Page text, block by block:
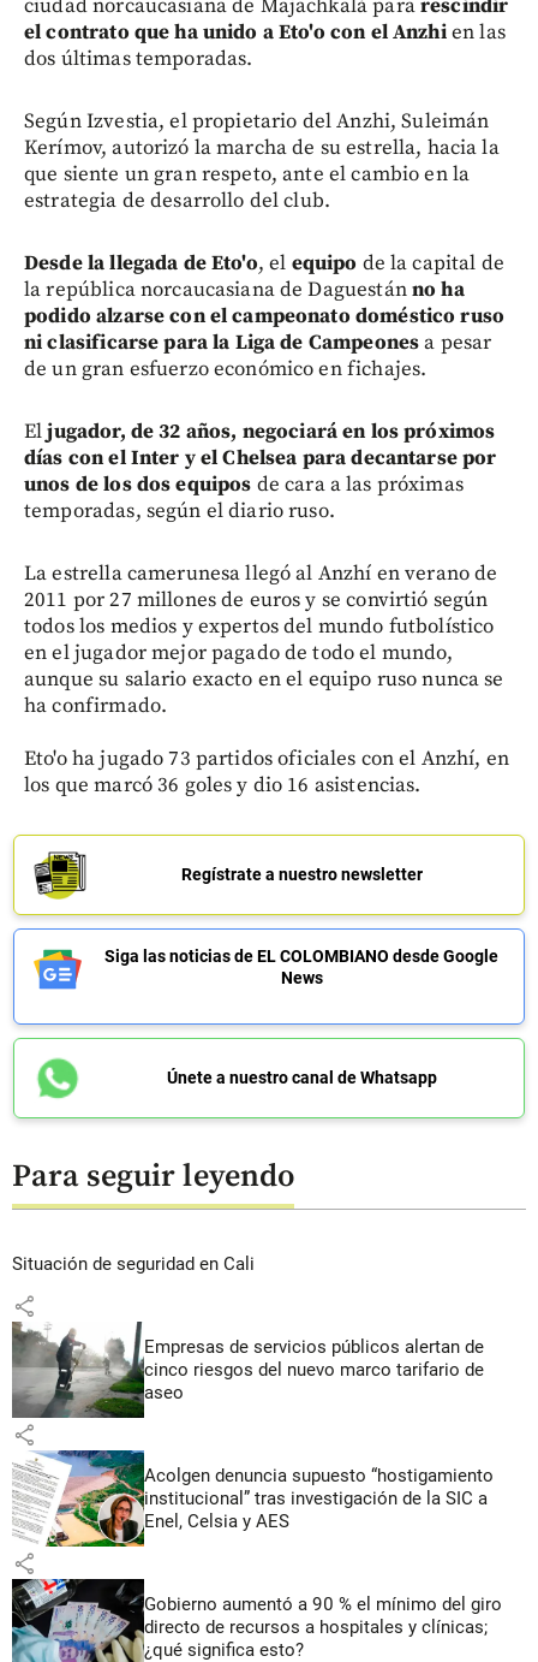
ciudad norcaucasiana de Majachkalá pararescindir
el contrato que ha unido a Eto'o con el Anzhien las
dos últimas temporadas.
Según Izvestia, el propietario del Anzhi, Suleimán
Kerímov, autorizó la marcha de su estrella, hacia la
que siente un gran respeto, ante el cambio en la
estrategia de desarrollo del club.
Desde la llegada de Eto'o, el equipo de la capital de
la república norcaucasiana de Daguestánno ha
podido alzarse con el campeonato doméstico ruso
ni clasificarse para la Liga de Campeonesa pesar
de un gran esfuerzo económico en fichajes.
Eljugador, de 32 años, negociará en los próximos
días con el Inter y el Chelsea para decantarse por
unos de los dos equipos de cara a las próximas
temporadas, según el diario ruso.
La estrella camerunesa llegó al Anzhí en verano de
2011 por 27 millones de euros y se convirtió según
todos los medios y expertos del mundo futbolístico
en el jugador mejor pagado de todo el mundo,
aunque su salario exacto en el equipo ruso nunca se
ha confirmado.
Eto'o ha jugado 73 partidos oficiales con el Anzhí, en
los que marcó 36 goles y dio 16 asistencias.
Regístrate a nuestro newsletter
Siga las noticias de EL COLOMBIANO desde Google
News
Únete a nuestro canal de Whatsapp
Para seguir leyendo
Situación de seguridad en Cali
share
Empresas de servicios públicos alertan de
cinco riesgos del nuevo marco tarifario de
aseo
share
Acolgen denuncia supuesto “hostigamiento
institucional” tras investigación de la SIC a
Enel, Celsia y AES
share
Gobierno aumentó a 90 % el mínimo del giro
directo de recursos a hospitales y clínicas;
¿qué significa esto?